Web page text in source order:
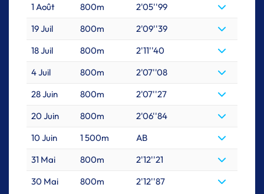
1 Août 800m
2'05''99
19 Juil
800m
2'09''39
18 Juil
800m
2'11''40
4 Juil
800m
2'07''08
28 Juin
800m
2'07''27
20 Juin
800m
2'06''84
10 Juin
1 500m
AB
31 Mai
800m
2'12''21
30 Mai
800m 2'12''87